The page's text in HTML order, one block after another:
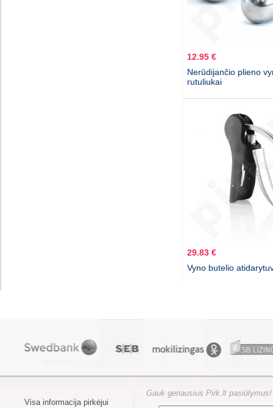
12.95 €
Nerūdijančio plieno
rutuliukai
29.83 €
Vyno butelio
Visa informacija pirkėjui
Gauk geriausius Pirk.lt pasiūlymus!